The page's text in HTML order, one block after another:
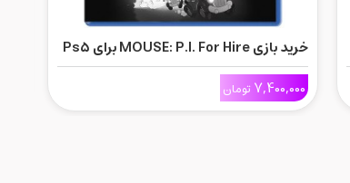
خرید بازی MOUSE: P.I. For Hire برای Ps5
7,400,000 تومان